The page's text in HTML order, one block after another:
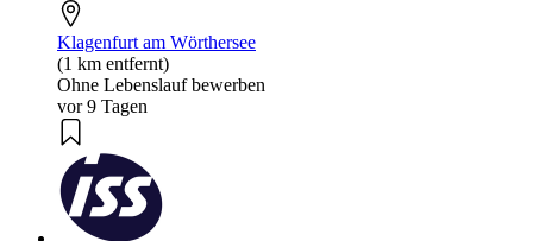
Klagenfurt am Wörthersee
(1 km entfernt)
Ohne Lebenslauf bewerben
vor 9 Tagen